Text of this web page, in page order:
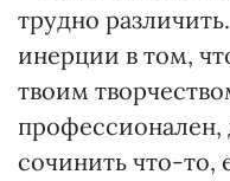
трудно
инерции в том,
твоим
профессионален,
сочинить что-то,